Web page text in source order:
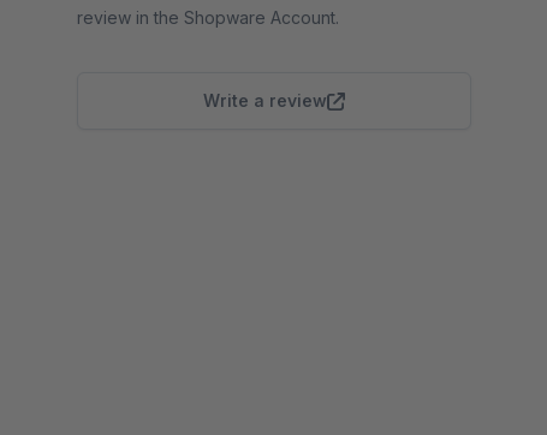
review in the Shopware Account.
Write a review